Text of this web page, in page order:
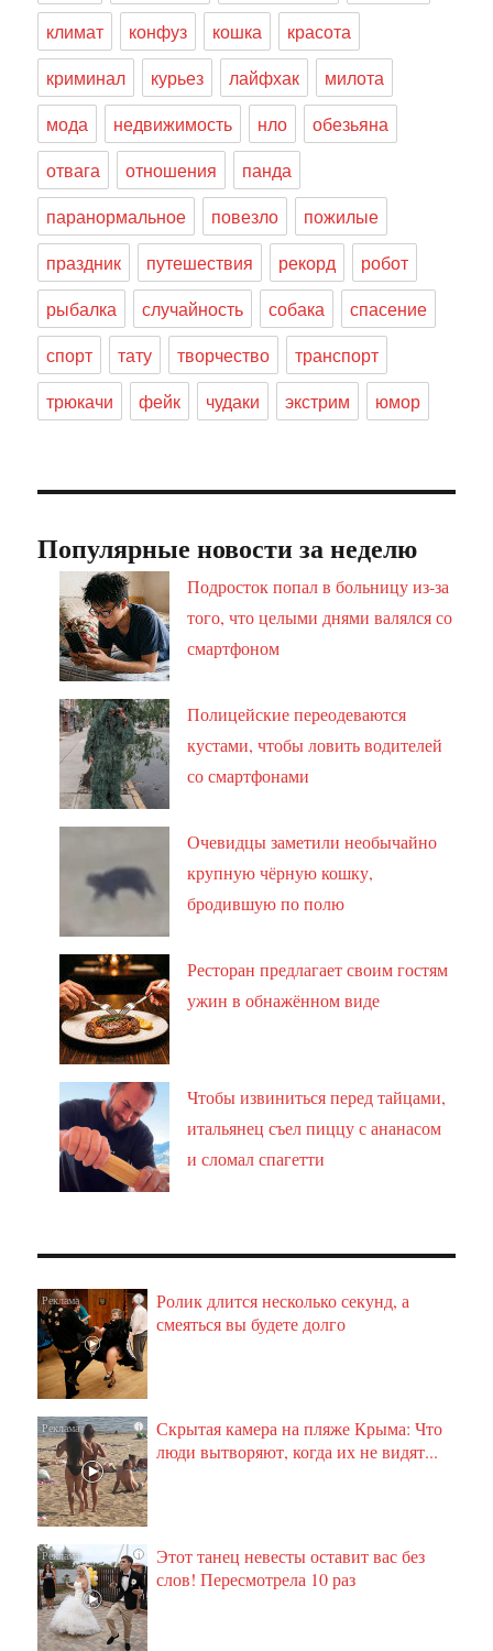
климат конфуз кошка
красота
криминал
курьез лайфхак
милота
мода
недвижимость нло
обезьяна
отвага
отношения
панда
паранормальное
повезло
пожилые
праздник
путешествия рекорд
робот
рыбалка
случайность собака
спасение
спорт
тату творчество
транспорт
трюкачи
фейк чудаки экстрим юмор
Популярные новости за неделю
Подросток попал в больницу из-за
того, что целыми днями валялся со
смартфоном
Полицейские переодеваются
кустами, чтобы ловить водителей
со смартфонами
Очевидцы заметили необычайно
крупную чёрную кошку,
бродившую по полю
Ресторан предлагает своим гостям
ужин в обнажённом виде
Чтобы извиниться перед тайцами,
итальянец съел пиццу с ананасом
и сломал спагетти
i
Ролик длится несколько секунд, а
смеяться вы будете долго
i
Скрытая камера на пляже Крыма: Что
люди вытворяют, когда их не видят...
i
Этот танец невесты оставит вас без
слов! Пересмотрела 10 раз